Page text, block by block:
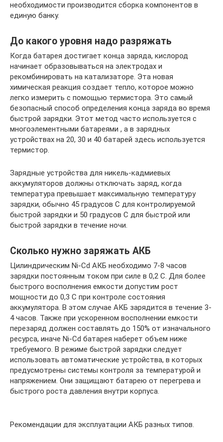
необходимости производится сборка компонентов в
единую банку.
До какого уровня надо разряжать
Когда батарея достигает конца заряда, кислород
начинает образовываться на электродах и
рекомбинировать на катализаторе. Эта новая
химическая реакция создает тепло, которое можно
легко измерить с помощью термистора. Это самый
безопасный способ определения конца заряда во время
быстрой зарядки. Этот метод часто используется с
многоэлементными батареями , а в зарядных
устройствах на 20, 30 и 40 батарей здесь используется
термистор.
Зарядные устройства для никель-кадмиевых
аккумуляторов должны отключать заряд, когда
температура превышает максимальную температуру
зарядки, обычно 45 градусов C для контролируемой
быстрой зарядки и 50 градусов C для быстрой или
быстрой зарядки в течение ночи.
Сколько нужно заряжать АКБ
Цилиндрическим Ni-Cd АКБ необходимо 7-8 часов
зарядки постоянным током при силе в 0,2 С. Для более
быстрого восполнения емкости допустим рост
мощности до 0,3 С при контроле состояния
аккумулятора. В этом случае АКБ зарядится в течение 3-
4 часов. Также при ускоренном восполнении емкости
перезаряд должен составлять до 150% от изначального
ресурса, иначе Ni-Cd батарея наберет объем ниже
требуемого. В режиме быстрой зарядки следует
использовать автоматические устройства, в которых
предусмотрены системы контроля за температурой и
напряжением. Они защищают батарею от перегрева и
быстрого роста давления внутри корпуса.
Рекомендации для эксплуатации АКБ разных типов.